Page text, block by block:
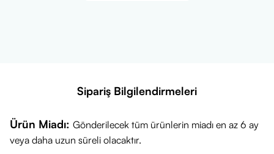
Sipariş Bilgilendirmeleri
Ürün Miadı: Gönderilecek tüm ürünlerin miadı en az 6 ay
veya daha uzun süreli olacaktır.